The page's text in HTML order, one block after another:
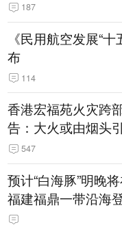
187
《民用航空发展“
布
114
香港宏福苑火灾跨
告：大火或由烟头
547
预计“白海豚”明晚
福建福鼎一带沿海